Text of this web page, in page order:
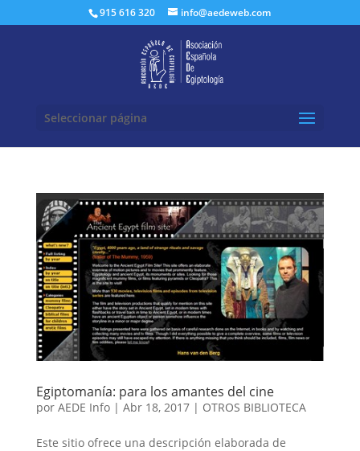
915 616 320 info@aedeweb.com
Seleccionar página
Egiptomanía: para los amantes del cine
por AEDE Info| Abr 18, 2017| OTROS BIBLIOTECA
Este sitio ofrece una descripción elaborada de